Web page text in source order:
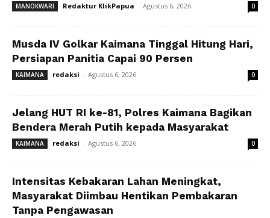
MANOKWARI Redaktur KlikPapua - Agustus 6, 2026 0
Musda IV Golkar Kaimana Tinggal Hitung Hari,
Persiapan Panitia Capai 90 Persen
KAIMANA redaksi - Agustus 6, 2026 0
Jelang HUT RI ke-81, Polres Kaimana Bagikan
Bendera Merah Putih kepada Masyarakat
KAIMANA redaksi - Agustus 6, 2026 0
Intensitas Kebakaran Lahan Meningkat,
Masyarakat Diimbau Hentikan Pembakaran
Tanpa Pengawasan